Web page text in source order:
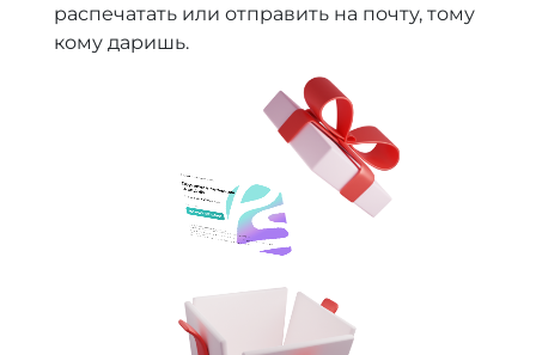
распечатать или отправить на почту, тому
кому даришь.